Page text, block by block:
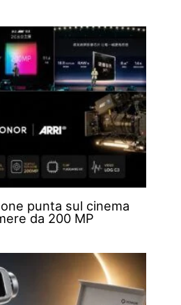
punta sul cinema
da 200 MP